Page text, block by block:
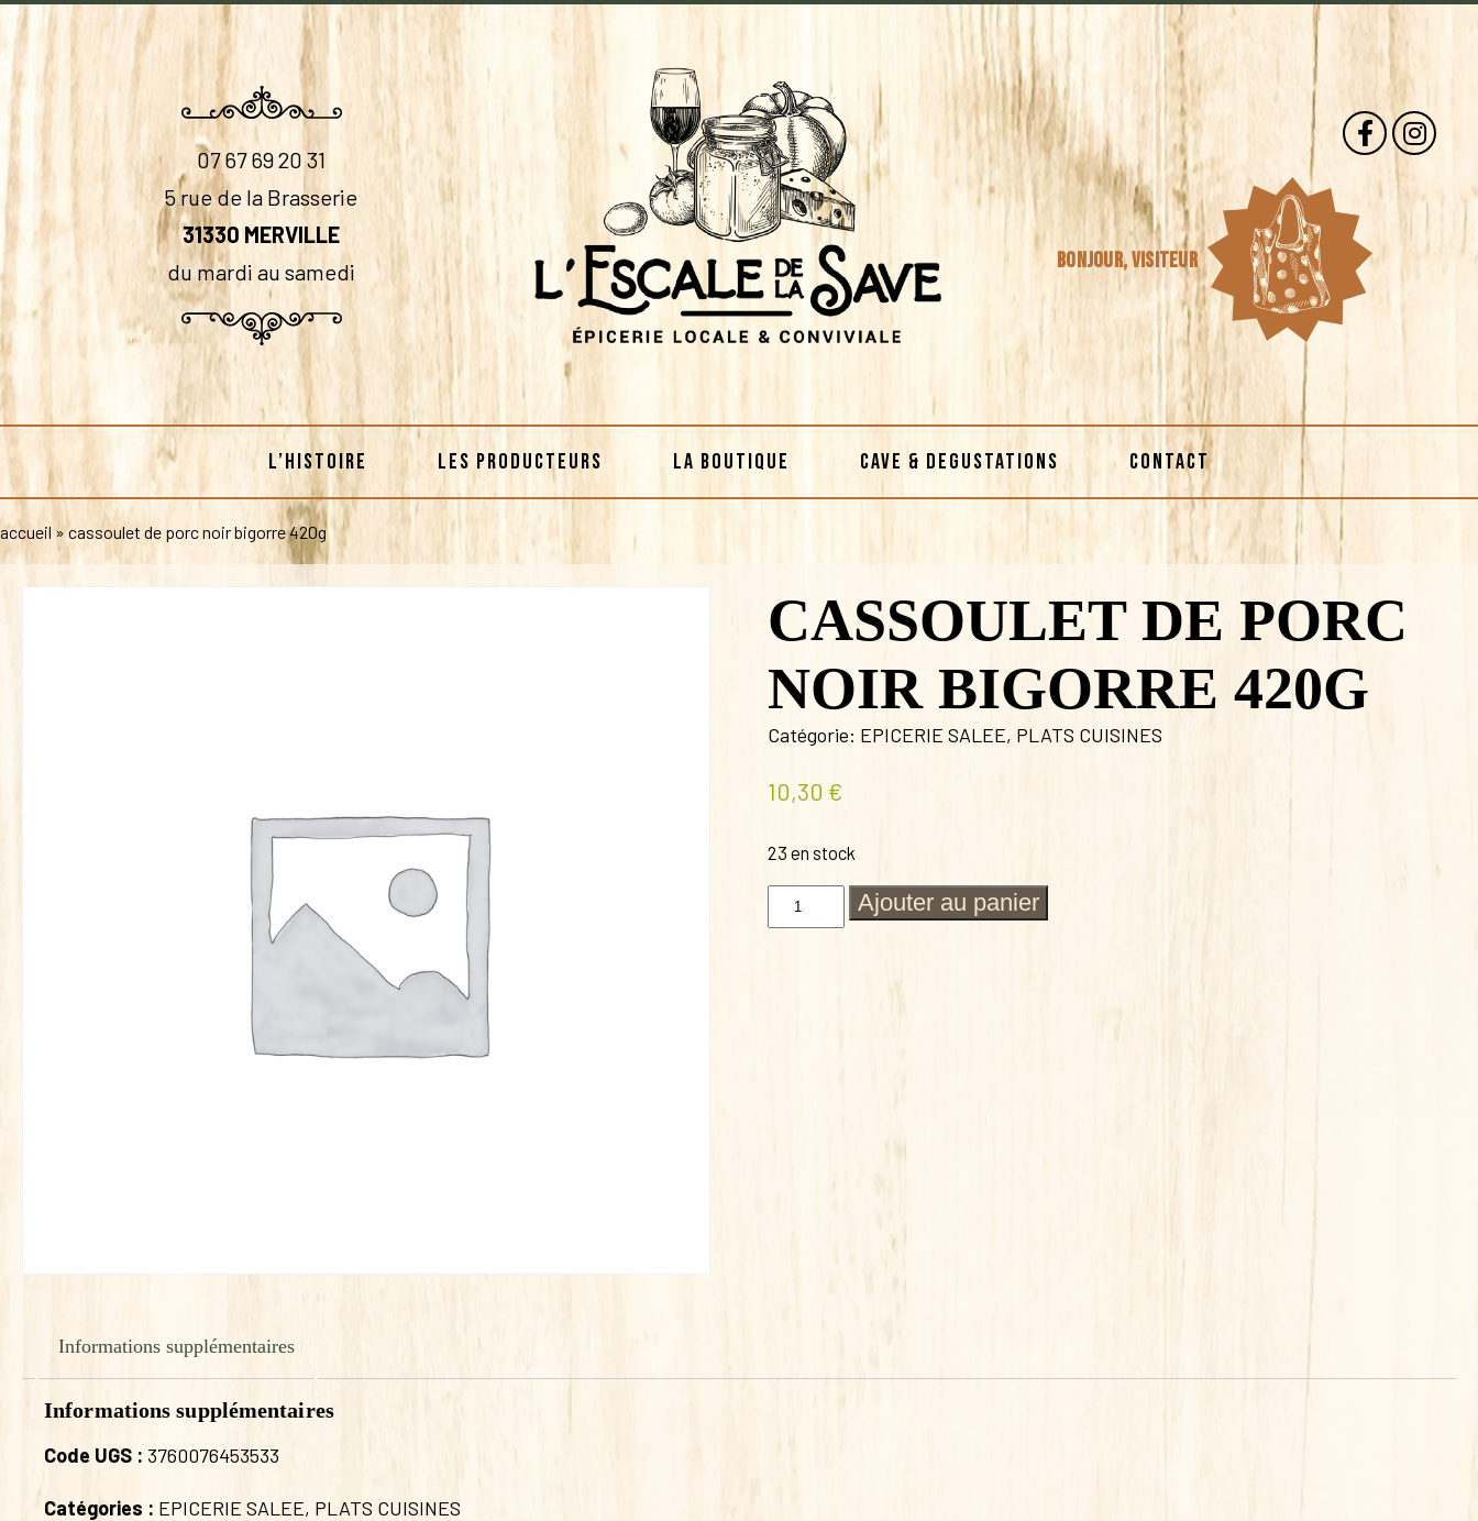
07 67 69 20 31
5 rue de la Brasserie
31330 MERVILLE
du mardi au samedi
Bonjour,visiteur
L’HISTOIRE LES PRODUCTEURS LA BOUTIQUE CAVE & DEGUSTATIONS CONTACT
accueil »cassoulet de porc noir bigorre 420g
CASSOULET DE PORC
NOIR BIGORRE 420G
Catégorie: EPICERIE SALEE, PLATS CUISINES
10,30 €
23 en stock
quantité
Ajouter au panier
Informations supplémentaires
Informations supplémentaires
Code UGS : 3760076453533
Catégories : EPICERIE SALEE, PLATS CUISINES